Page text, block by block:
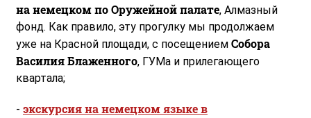
на немецком по Оружейной палате, Алмазный
фонд. Как правило, эту прогулку мы продолжаем
уже на Красной площади, с посещением Собора
Василия Блаженного, ГУМа и прилегающего
квартала;
- экскурсия на немецком языке в